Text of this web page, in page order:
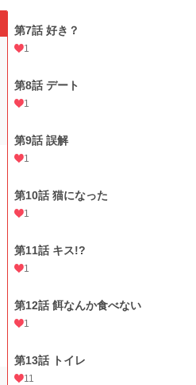
第7話 好き？
1
第8話 デート
1
第9話 誤解
1
第10話 猫になった
1
第11話 キス!?
1
第12話 餌なんか食べない
1
第13話 トイレ
11